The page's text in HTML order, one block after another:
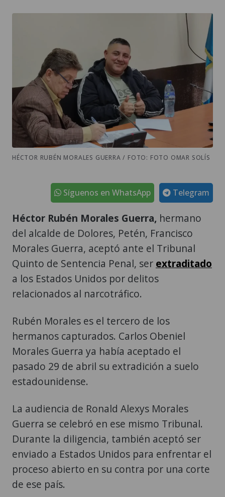
HÉCTOR RUBÉN MORALES GUERRA / FOTO: FOTO OMAR SOLÍS
Telegram
Síguenos en WhatsApp
Héctor Rubén Morales Guerra, hermano
del alcalde de Dolores, Petén, Francisco
Morales Guerra, aceptó ante el Tribunal
Quinto de Sentencia Penal, ser extraditado
a los Estados Unidos por delitos
relacionados al narcotráfico.
Rubén Morales es el tercero de los
hermanos capturados. Carlos Obeniel
Morales Guerra ya había aceptado el
pasado 29 de abril su extradición a suelo
estadounidense.
La audiencia de Ronald Alexys Morales
Guerra se celebró en ese mismo Tribunal.
Durante la diligencia, también aceptó ser
enviado a Estados Unidos para enfrentar el
proceso abierto en su contra por una corte
de ese país.